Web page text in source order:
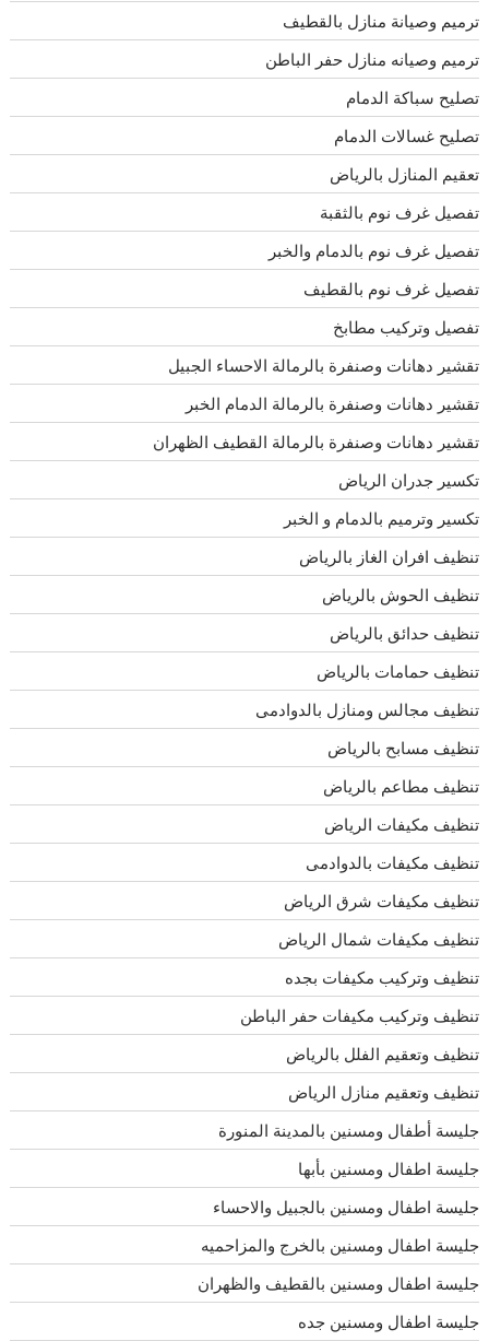
ترميم وصيانة منازل بالقطيف
ترميم وصيانه منازل حفر الباطن
تصليح سباكة الدمام
تصليح غسالات الدمام
تعقيم المنازل بالرياض
تفصيل غرف نوم بالثقبة
تفصيل غرف نوم بالدمام والخبر
تفصيل غرف نوم بالقطيف
تفصيل وتركيب مطابخ
تقشير دهانات وصنفرة بالرمالة الاحساء الجبيل
تقشير دهانات وصنفرة بالرمالة الدمام الخبر
تقشير دهانات وصنفرة بالرمالة القطيف الظهران
تكسير جدران الرياض
تكسير وترميم بالدمام و الخبر
تنظيف افران الغاز بالرياض
تنظيف الحوش بالرياض
تنظيف حدائق بالرياض
تنظيف حمامات بالرياض
تنظيف مجالس ومنازل بالدوادمى
تنظيف مسابح بالرياض
تنظيف مطاعم بالرياض
تنظيف مكيفات الرياض
تنظيف مكيفات بالدوادمى
تنظيف مكيفات شرق الرياض
تنظيف مكيفات شمال الرياض
تنظيف وتركيب مكيفات بجده
تنظيف وتركيب مكيفات حفر الباطن
تنظيف وتعقيم الفلل بالرياض
تنظيف وتعقيم منازل الرياض
جليسة أطفال ومسنين بالمدينة المنورة
جليسة اطفال ومسنين بأبها
جليسة اطفال ومسنين بالجبيل والاحساء
جليسة اطفال ومسنين بالخرج والمزاحميه
جليسة اطفال ومسنين بالقطيف والظهران
جليسة اطفال ومسنين جده